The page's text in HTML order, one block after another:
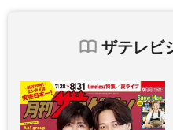
ザテレビ